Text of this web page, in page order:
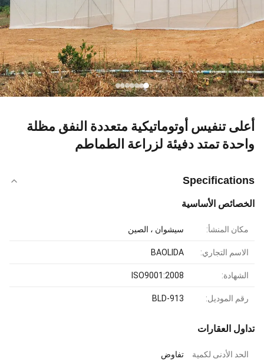
أعلى تنفيس أوتوماتيكية متعددة النفق مظلة
واحدة تمتد دفيئة لزراعة الطماطم
Specifications
الخصائص الأساسية
مكان المنشأ: سيشوان ، الصين
الاسم التجاري: BAOLIDA
الشهادة: ISO9001:2008
رقم الموديل: BLD-913
تداول العقارات
الحد الأدنى لكمية
تفاوض